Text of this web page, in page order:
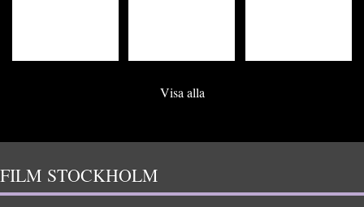
Visa alla
FILM STOCKHOLM